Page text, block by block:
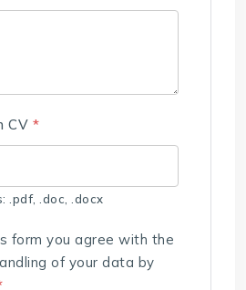
CV *
.pdf, .doc, .docx
form you agree with the
of your data by